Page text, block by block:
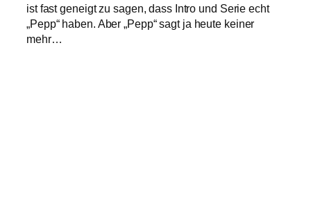
ist fast geneigt zu sagen, dass Intro und Serie echt
„Pepp“ haben. Aber „Pepp“ sagt ja heute keiner
mehr…